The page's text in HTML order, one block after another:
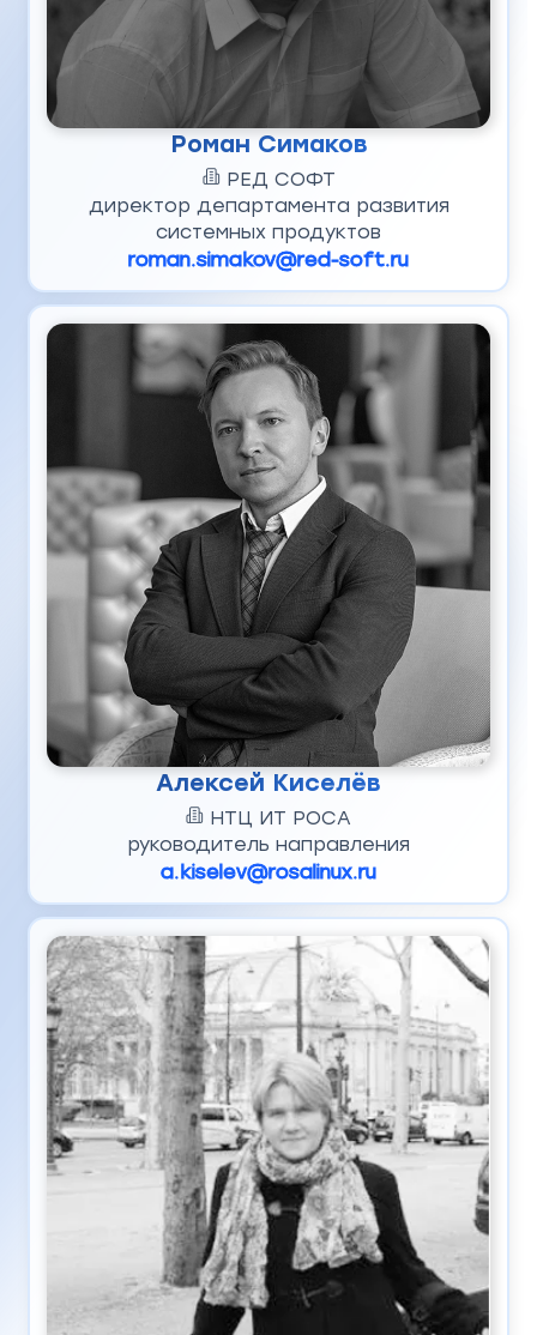
Роман Симаков
РЕД СОФТ
директор департамента развития
системных продуктов
roman.simakov@red-soft.ru
Алексей Киселёв
НТЦ ИТ РОСА
руководитель направления
a.kiselev@rosalinux.ru